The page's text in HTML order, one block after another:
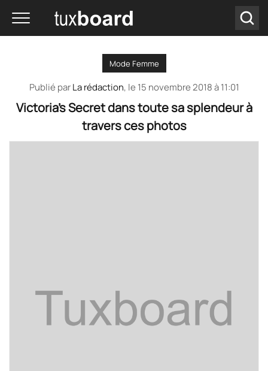
Mode Femme
Publié parLa rédaction, le 15 novembre 2018 à 11:01
Victoria’s Secret dans toute sa splendeur à
travers ces photos